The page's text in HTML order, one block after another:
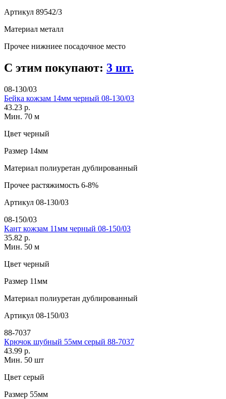
Артикул 89542/3
Материал металл
Прочее нижниее посадочное место
С этим покупают: 3 шт.
08-130/03
Бейка кожзам 14мм черный 08-130/03
43.23 р.
Мин. 70 м
Цвет черный
Размер 14мм
Материал полиуретан дублированный
Прочее растяжимость 6-8%
Артикул 08-130/03
08-150/03
Кант кожзам 11мм черный 08-150/03
35.82 р.
Мин. 50 м
Цвет черный
Размер 11мм
Материал полиуретан дублированный
Артикул 08-150/03
88-7037
Крючок шубный 55мм серый 88-7037
43.99 р.
Мин. 50 шт
Цвет серый
Размер 55мм